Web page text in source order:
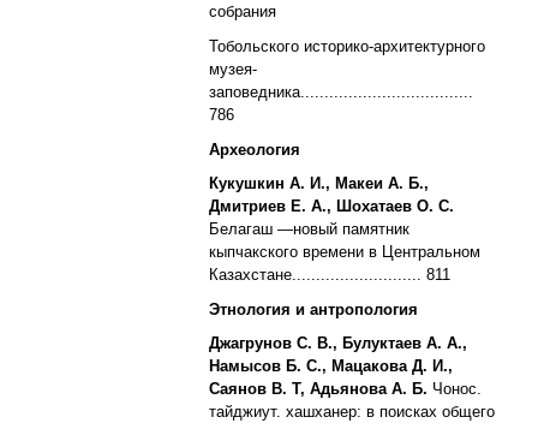
собрания
Тобольского историко-архитектурного
музея-
заповедника....................................
786
Археология
Кукушкин А. И., Макеи А. Б.,
Дмитриев Е. А., Шохатаев О. С.
Белагаш —новый памятник
кыпчакского времени в Центральном
Казахстане........................... 811
Этнология и антропология
Джагрунов С. В., Булуктаев А. А.,
Намысов Б. С., Мацакова Д. И.,
Саянов В. Т, Адьянова А. Б. Чонос.
тайджиут. хашханер: в поисках общего